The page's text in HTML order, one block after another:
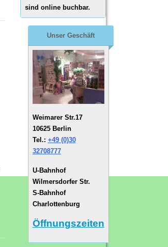
sind online buchbar.
Unser Geschäft
Weimarer Str.17
10625 Berlin
Tel.: +49 (0)30
32708777
U-Bahnhof
Wilmersdorfer Str.
S-Bahnhof
Charlottenburg
Öffnungszeiten